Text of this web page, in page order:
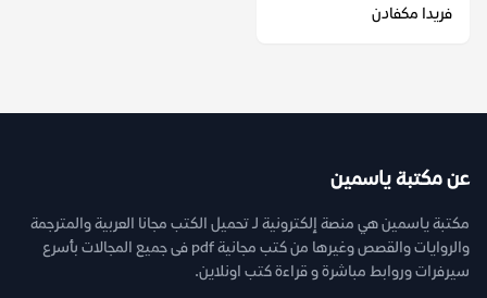
فريدا مكفادن
عن مكتبة ياسمين
مكتبة ياسمين هي منصة إلكترونية لـ تحميل الكتب مجانا العربية والمترجمة
والروايات والقصص وغيرها من كتب مجانية pdf فى جميع المجالات بأسرع
سيرفرات وروابط مباشرة و قراءة كتب اونلاين.